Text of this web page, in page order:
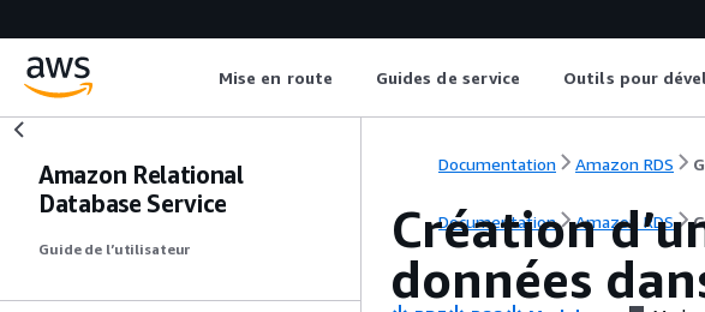
Mise en route Guides de service Outils pour
Amazon Relational
Database Service
Guide de l’utilisateur
Documentation Amazon RDS
Documentation Amazon RDS
Création
données